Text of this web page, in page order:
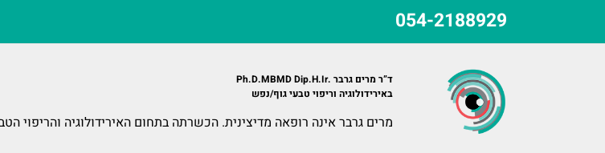
054-2188929
ד”ר מרים גרבר .Ph.D.MBMD Dip.H.Ir
באירידולוגיה וריפוי טבעי גוף/נפש
מרים גרבר אינה רופאה מדיצינית. הכשרתה בתחום האירידולוגיה והריפוי